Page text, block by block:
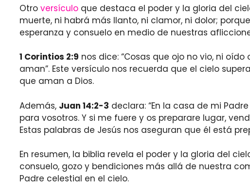
Otro versículo que destaca el poder y la gloria del
muerte, ni habrá más llanto, ni clamor, ni dolor;
esperanza y consuelo en medio de nuestras
1 Corintios 2:9 nos dice: “Cosas que ojo no vio, ni
aman”. Este versículo nos recuerda que el cielo
que aman a Dios.
Además, Juan 14:2-3 declara: “En la casa de mi
para vosotros. Y si me fuere y os preparare lugar,
Estas palabras de Jesús nos aseguran que él está
En resumen, la biblia revela el poder y la gloria del
consuelo, gozo y bendiciones más allá de nuestra
Padre celestial en el cielo.